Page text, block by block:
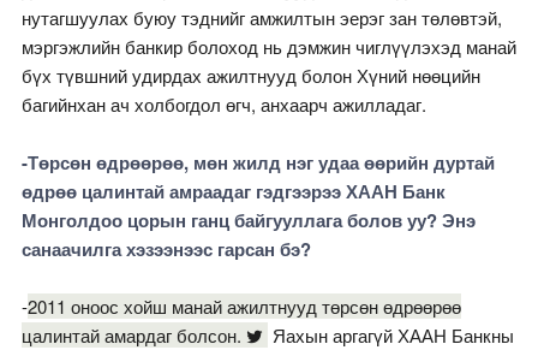
нутагшуулах буюу тэднийг амжилтын эерэг зан төлөвтэй,
мэргэжлийн банкир болоход нь дэмжин чиглүүлэхэд манай
бүх түвшний удирдах ажилтнууд болон Хүний нөөцийн
багийнхан ач холбогдол өгч, анхаарч ажилладаг.
-Төрсөн өдрөөрөө, мөн жилд нэг удаа өөрийн дуртай
өдрөө цалинтай амраадаг гэдгээрээ ХААН Банк
Монголдоо цорын ганц байгууллага болов уу? Энэ
санаачилга хэзээнээс гарсан бэ?
-2011 оноос хойш манай ажилтнууд төрсөн өдрөөрөө
цалинтай амардаг болсон.
Яахын аргагүй ХААН Банкны